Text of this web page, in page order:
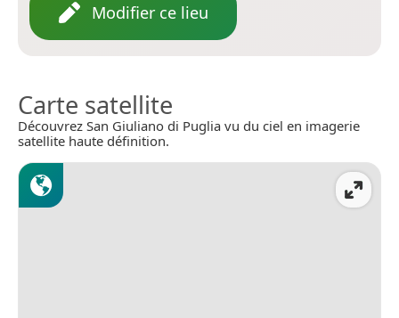
Modifier ce lieu
Carte satellite
Découvrez San Giuliano di Puglia vu du ciel en imagerie
satellite haute définition.